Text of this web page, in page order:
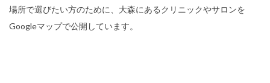
場所で選びたい方のために、大森にあるクリニックやサロンを
Googleマップで公開しています。